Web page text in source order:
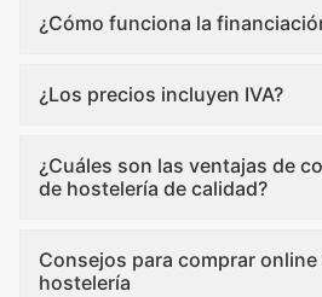
¿Cómo funciona la
¿Los precios incluyen IVA?
¿Cuáles son las ventajas de
de hostelería de calidad?
Consejos para comprar
hostelería